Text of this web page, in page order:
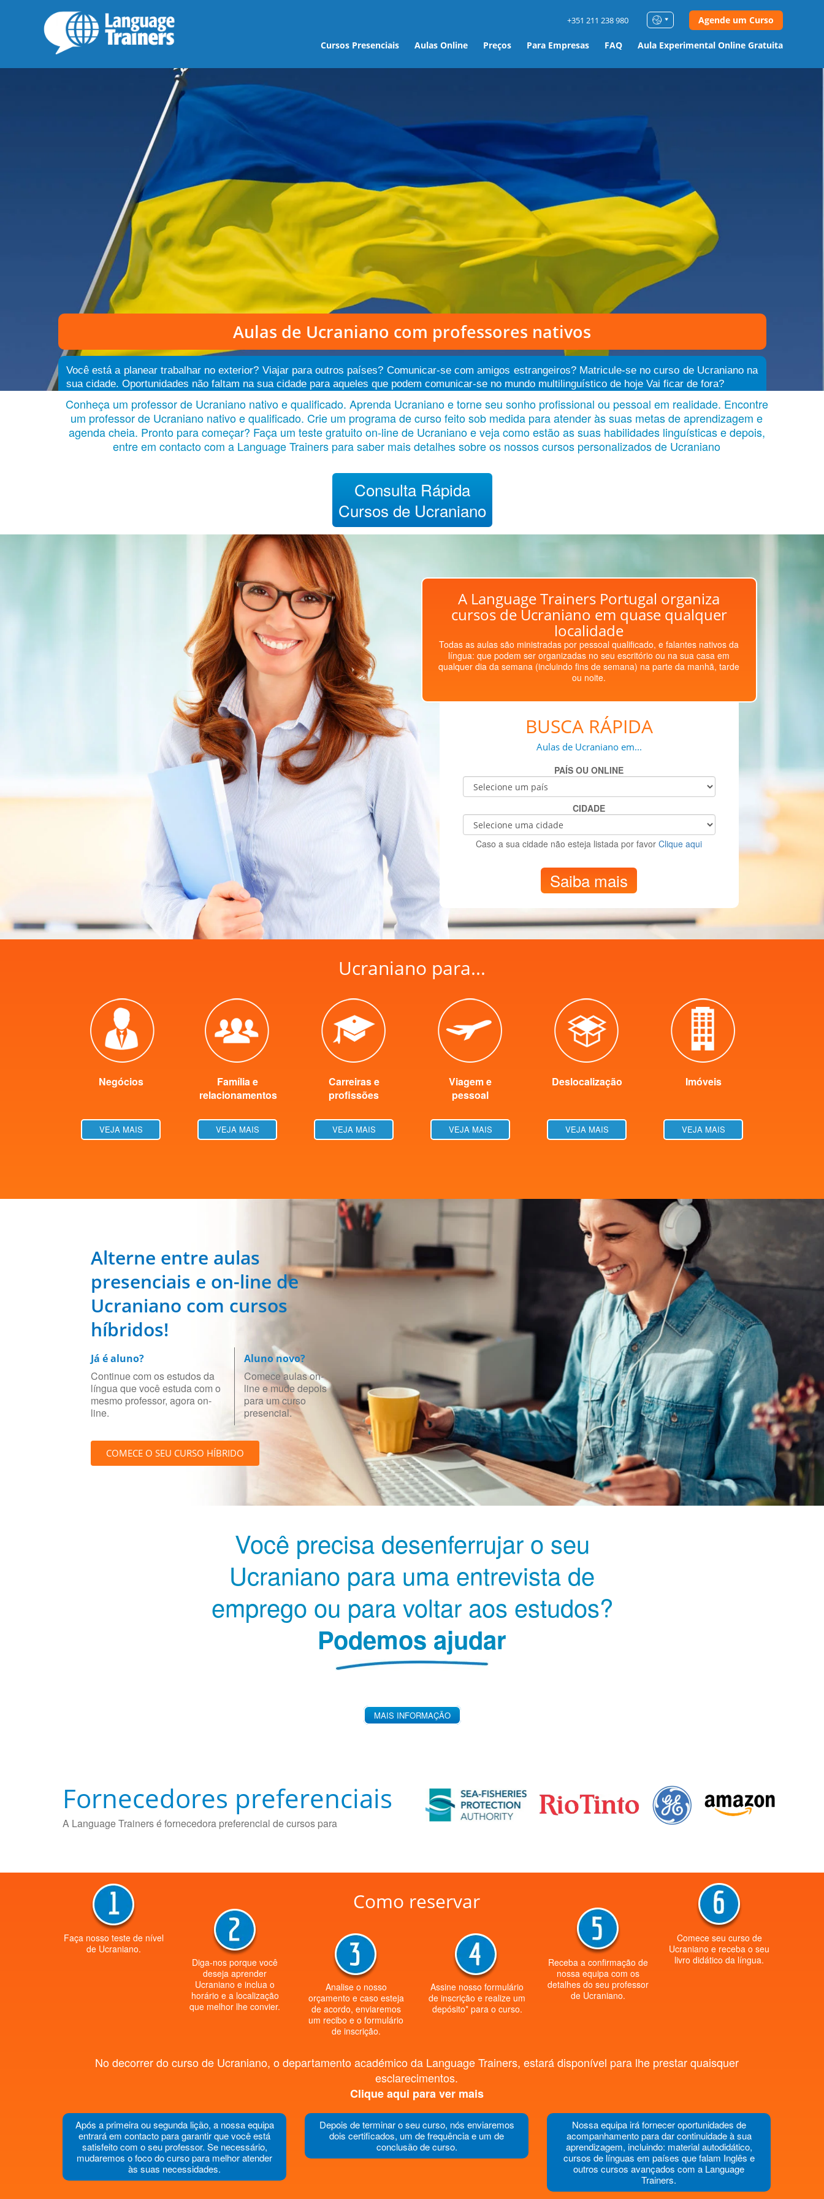
Cursos Presenciais Aulas Online Preços Para Empresas FAQ Aula Experimental Online Gratuita
+351 211 238 980 Agende um Curso
Aulas de Ucraniano com professores nativos
Você está a planear trabalhar no exterior? Viajar para outros países? Comunicar-se com amigos estrangeiros? Matricule-se no curso de Ucraniano na
sua cidade. Oportunidades não faltam na sua cidade para aqueles que podem comunicar-se no mundo multilinguístico de hoje Vai ficar de fora?
Conheça um professor de Ucraniano nativo e qualificado. Aprenda Ucraniano e torne seu sonho profissional ou pessoal em realidade. Encontre
um professor de Ucraniano nativo e qualificado. Crie um programa de curso feito sob medida para atender às suas metas de aprendizagem e
agenda cheia. Pronto para começar? Faça um teste gratuito on-line de Ucraniano e veja como estão as suas habilidades linguísticas e depois,
entre em contacto com a Language Trainers para saber mais detalhes sobre os nossos cursos personalizados de Ucraniano
Consulta Rápida
Cursos de Ucraniano
A Language Trainers Portugal organiza
cursos de Ucraniano em quase qualquer
localidade
Todas as aulas são ministradas por pessoal qualificado, e falantes nativos da
língua: que podem ser organizadas no seu escritório ou na sua casa em
qualquer dia da semana (incluindo fins de semana) na parte da manhã, tarde
ou noite.
BUSCA RÁPIDA
Aulas de Ucraniano em...
PAÍS OU ONLINE
CIDADE
Caso a sua cidade não esteja listada por favorClique aqui
Saiba mais
Ucraniano para...
Negócios
VEJA MAIS
Família e
relacionamentos
VEJA MAIS
Carreiras e
profissões
VEJA MAIS
Viagem e
pessoal
VEJA MAIS
Deslocalização
VEJA MAIS
Imóveis
VEJA MAIS
Alterne entre aulas
presenciais e on-line de
Ucraniano com cursos
híbridos!
Já é aluno?
Continue com os estudos da
língua que você estuda com o
mesmo professor, agora on-
line.
Aluno novo?
Comece aulas on-
line e mude depois
para um curso
presencial.
COMECE O SEU CURSO HÍBRIDO
Você precisa desenferrujar o seu
Ucraniano para uma entrevista de
emprego ou para voltar aos estudos?
Podemos ajudar
MAIS INFORMAÇÃO
Fornecedores preferenciais
A Language Trainers é fornecedora preferencial de cursos para
Como reservar
Faça nosso teste de nível
de Ucraniano.
Diga-nos porque você
deseja aprender
Ucraniano e inclua o
horário e a localização
que melhor lhe convier.
Analise o nosso
orçamento e caso esteja
de acordo, enviaremos
um recibo e o formulário
de inscrição.
Assine nosso formulário
de inscrição e realize um
depósito* para o curso.
Receba a confirmação de
nossa equipa com os
detalhes do seu professor
de Ucraniano.
Comece seu curso de
Ucraniano e receba o seu
livro didático da língua.
No decorrer do curso de Ucraniano, o departamento académico da Language Trainers, estará disponível para lhe prestar quaisquer
esclarecimentos.
Clique aqui para ver mais
Após a primeira ou segunda lição, a nossa equipa
entrará em contacto para garantir que você está
satisfeito com o seu professor. Se necessário,
mudaremos o foco do curso para melhor atender
às suas necessidades.
Depois de terminar o seu curso, nós enviaremos
dois certificados, um de frequência e um de
conclusão de curso.
Nossa equipa irá fornecer oportunidades de
acompanhamento para dar continuidade à sua
aprendizagem, incluindo: material autodidático,
cursos de línguas em países que falam Inglês e
outros cursos avançados com a Language
Trainers.